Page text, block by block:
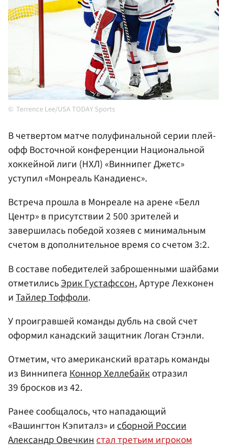
Terrence Lee/USA TODAY Sports
В четвертом матче полуфинальной серии плей-
офф Восточной конференции Национальной
хоккейной лиги (НХЛ) «Виннипег Джетс»
уступил «Монреаль Канадиенс».
Встреча прошла в Монреале на арене «Белл
Центр» в присутствии 2 500 зрителей и
завершилась победой хозяев с минимальным
счетом в дополнительное время со счетом 3:2.
В составе победителей заброшенными шайбами
отметилисьЭрик Густафссон, Артуре Лехконен
иТайлер Тоффоли.
У проигравшей команды дубль на свой счет
оформил канадский защитник Логан Стэнли.
Отметим, что американский вратарь команды
из ВиннипегаКоннор Хеллебайкотразил
39 бросков из 42.
Ранее сообщалось, что нападающий
«Вашингтон Кэпиталз» исборной России
Александр Овечкинстал третьим игроком